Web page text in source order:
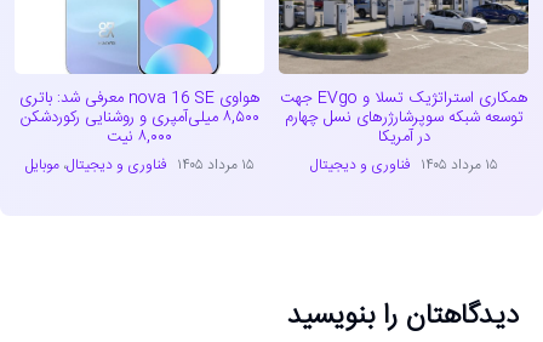
همکاری استراتژیک تسلا و EVgo جهت
توسعه شبکه سوپرشارژرهای نسل چهارم
در آمریکا
۱۵ مرداد ۱۴۰۵ فناوری و دیجیتال
هواوی nova 16 SE معرفی شد: باتری
۸,۵۰۰ میلی‌آمپری و روشنایی رکوردشکن
۸,۰۰۰ نیت
۱۵ مرداد ۱۴۰۵ فناوری و دیجیتال،موبایل
دیدگاهتان را بنویسید